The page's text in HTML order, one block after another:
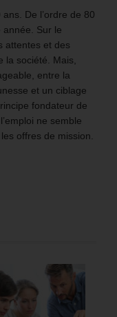
De l’ordre de 80
année. Sur le
attentes et des
la société. Mais,
entre la
et un ciblage
fondateur de
ne semble
offres de mission.